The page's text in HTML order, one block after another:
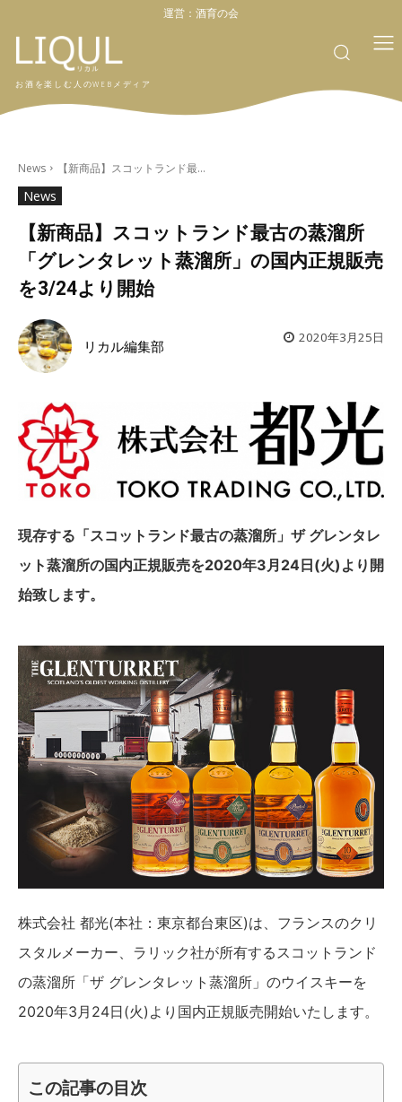
運営： 酒育の会
お酒を楽しむ人のWEBメディア
News 【新商品】スコットランド最...
News
【新商品】スコットランド最古の蒸溜所
「グレンタレット蒸溜所」の国内正規販売
を3/24より開始
リカル編集部 2020年3月25日
現存する「スコットランド最古の蒸溜所」ザ グレンタレ
ット蒸溜所の国内正規販売を2020年3月24日(火)より開
始致します。
株式会社 都光(本社：東京都台東区)は、フランスのクリ
スタルメーカー、ラリック社が所有するスコットランド
の蒸溜所「ザ グレンタレット蒸溜所」のウイスキーを
2020年3月24日(火)より国内正規販売開始いたします。
この記事の目次